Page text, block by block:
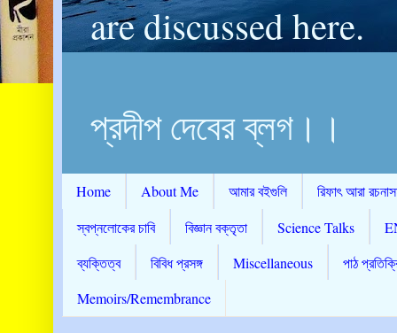
are discussed here.
প্রদীপ দেবের ব্লগ।।
Home About Me আমার বইগুলি
রিফাৎ আরা
স্বপ্নলোকের চাবি
বিজ্ঞান বক্তৃতা Science Talks
ব্যক্তিত্ব
বিবিধ প্রসঙ্গ Miscellaneous
পাঠ
Memoirs/Remembrance